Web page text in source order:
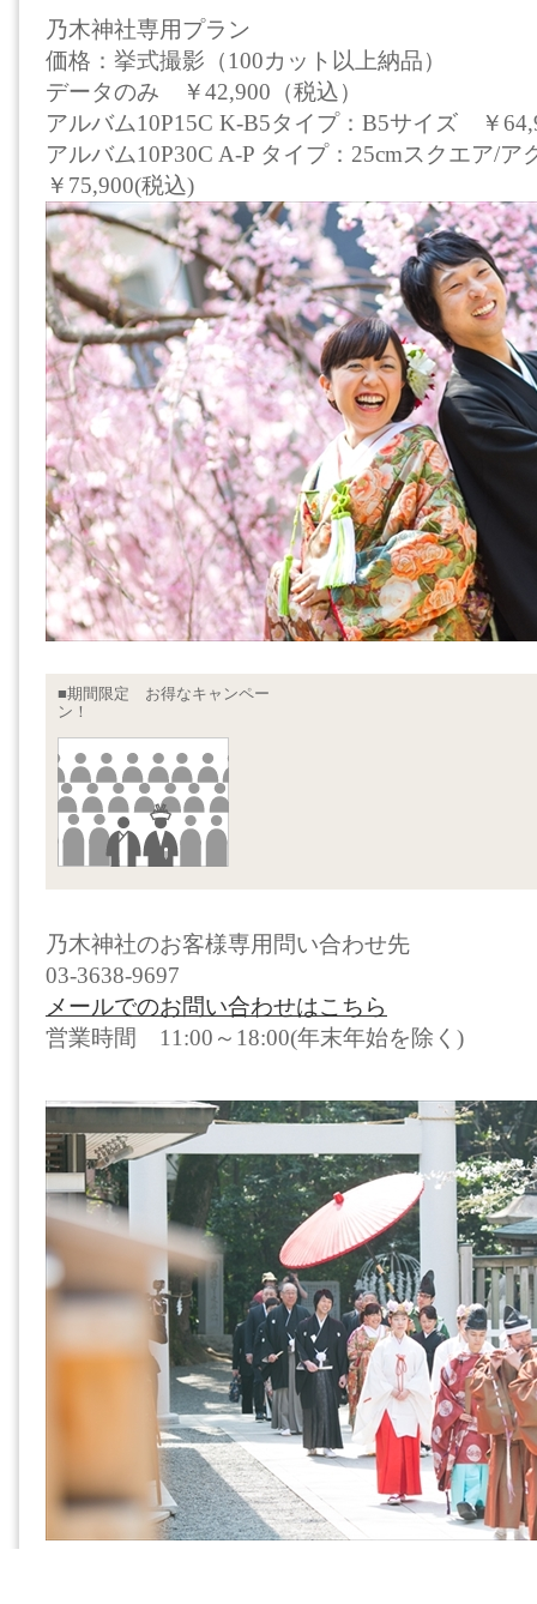
乃木神社専用プラン
価格：挙式撮影（100カット以上納品）
データのみ ￥42,900（税込）
アルバム10P15C K-B5タイプ：B5サイズ ￥
アルバム10P30C A-P タイプ：25cmスクエア/
￥75,900(税込)
■期間限定 お得なキャンペー
ン！
乃木神社のお客様専用問い合わせ先
03-3638-9697
メールでのお問い合わせはこちら
営業時間 11:00～18:00(年末年始を除く)